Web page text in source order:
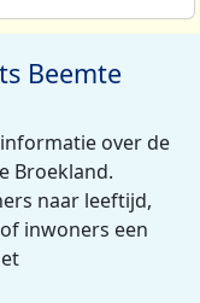
Beemte
over de
Broekland.
naar leeftijd,
inwoners een